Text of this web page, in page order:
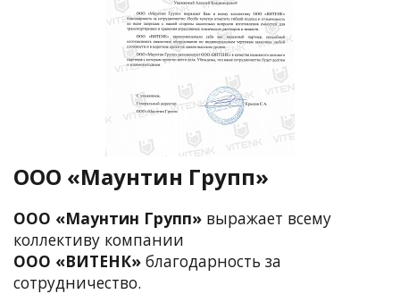
ООО «Маунтин Групп»
ООО «Маунтин Групп» выражает всему
коллективу компании
ООО «ВИТЕНК» благодарность за
сотрудничество.